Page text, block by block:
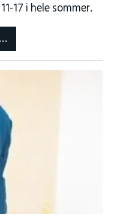
17 i hele sommer.